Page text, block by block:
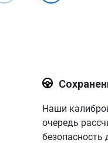
Наши
очередь
безопасность